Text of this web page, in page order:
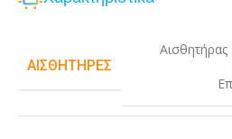
ΑΙΣΘΗΤΉΡΕΣ
Αισθητήρας